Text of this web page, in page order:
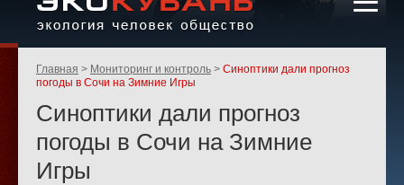
«ЭКО-КУБАНЬ»
Родительские
страницы:
Главная Мониторинг и контроль
Синоптики дали прогноз
погоды в Сочи на Зимние Игры
Синоптики дали прогноз
погоды в Сочи на Зимние
Игры